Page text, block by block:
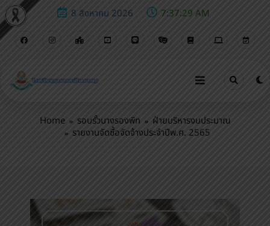
8 สิงหาคม 2026 7:37:30 AM
รายงานจัดซื้อจัดจ้างประจำปีพ.ศ. 2565
Home รอบรั้วนางรองพิท
ฝ่ายบริหารงบประมาณ
รายงานจัดซื้อจัดจ้างประจำปีพ.ศ. 2565